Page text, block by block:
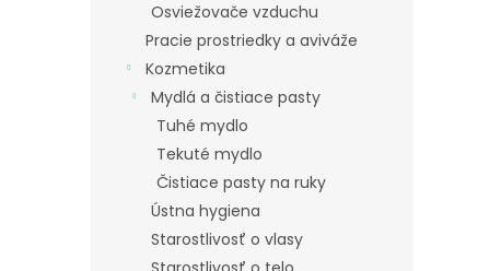
Osviežovače vzduchu
Pracie prostriedky a aviváže
Kozmetika
Mydlá a čistiace pasty
Tuhé mydlo
Tekuté mydlo
Čistiace pasty na ruky
Ústna hygiena
Starostlivosť o vlasy